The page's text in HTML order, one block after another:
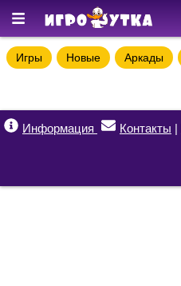
Игры Новые Аркады
Информация Контакты |